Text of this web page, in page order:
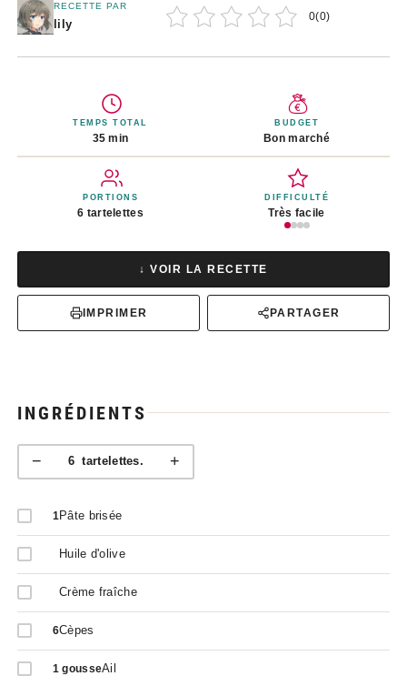
RECETTE PAR
lily
0(0)
TEMPS TOTAL
35 min
BUDGET
Bon marché
PORTIONS
6 tartelettes
DIFFICULTÉ
Très facile
↓ VOIR LA RECETTE
IMPRIMER PARTAGER
INGRÉDIENTS
− 6tartelettes. +
1 Pâte brisée
Huile d'olive
Crème fraîche
6Cèpes
1 gousseAil